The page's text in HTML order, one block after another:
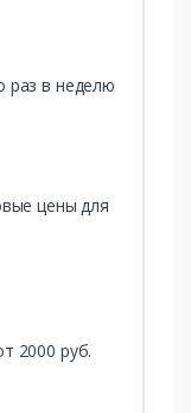
раз в неделю
цены для
2000 руб.